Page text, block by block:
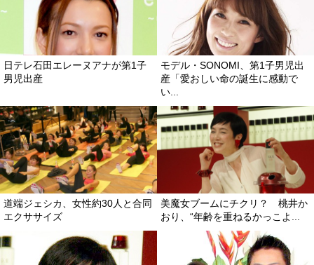
日テレ石田エレーヌアナが第1子
男児出産
モデル・SONOMI、第1子男児出
産「愛おしい命の誕生に感動で
い...
道端ジェシカ、女性約30人と合同
エクササイズ
美魔女ブームにチクリ？ 桃井か
おり、“年齢を重ねるかっこよ...